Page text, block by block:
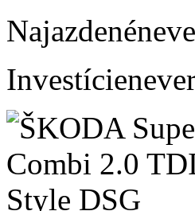
Najazdené
Investície